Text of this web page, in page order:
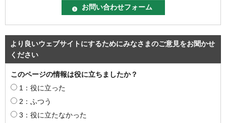
より良いウェブサイトにするためにみなさまのご意見をお聞かせ
ください
このページの情報は役に立ちましたか？
1：役に立った
2：ふつう
3：役に立たなかった